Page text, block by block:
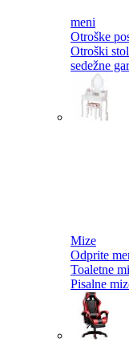
meni
Otroške
Otroški
sedežne
Mize
Odprite
Toaletne
Pisalne